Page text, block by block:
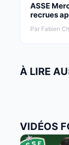
ASSE
recrues
Par Fabien
À LIRE
VIDÉOS